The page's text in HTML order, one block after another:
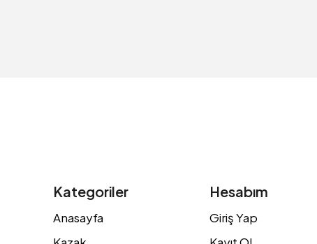
Kategoriler
Anasayfa
Hesabım
Giriş Yap